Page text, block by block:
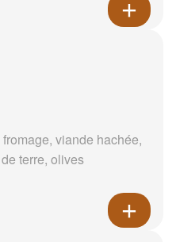
viande hachée,
terre, olives